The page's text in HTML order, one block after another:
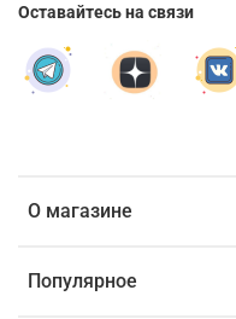
О магазине
Популярное
Оставайтесь на связи